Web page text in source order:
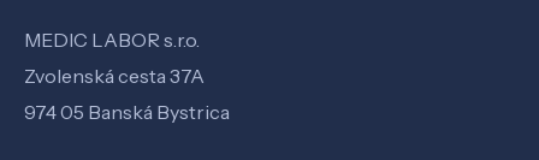
MEDIC LABOR s.r.o.
Zvolenská cesta 37A
974 05 Banská Bystrica